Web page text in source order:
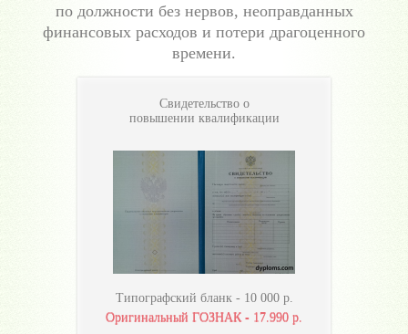
по должности без нервов, неоправданных
финансовых расходов и потери драгоценного
времени.
Свидетельство о
повышении квалификации
Типографский бланк - 10 000р.
Оригинальный ГОЗНАК - 17.990 р.